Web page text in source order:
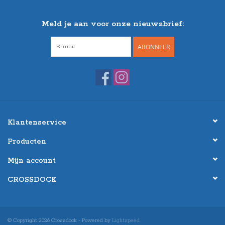
Meld je aan voor onze nieuwsbrief:
ABONNEER
Klantenservice
Producten
Mijn account
CROSSDOCK
© Copyright 2026 Crossdock - Powered by Lightspeed